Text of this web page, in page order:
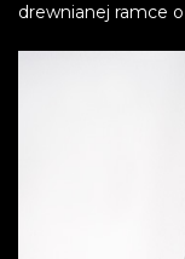
drewnianej ramce